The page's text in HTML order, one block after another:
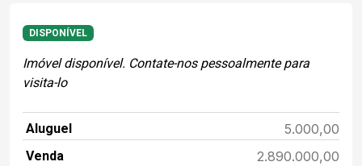
DISPONÍVEL
Imóvel disponível. Contate-nos pessoalmente para
visita-lo
Aluguel 5.000,00
Venda 2.890.000,00